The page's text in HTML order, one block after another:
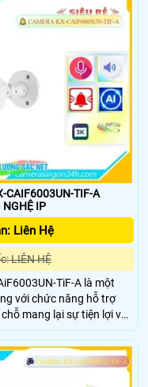
CAIF6003UN-TIF-A
NGHỆ IP
Liên Hệ
LIÊN HỆ
TiF-A là một
với chức năng hỗ trợ
mang lại sự tiện lợi và
sáng thông minh với ánh
rõ nét và sắc nét khi ban
hình ảnh rõ như ban